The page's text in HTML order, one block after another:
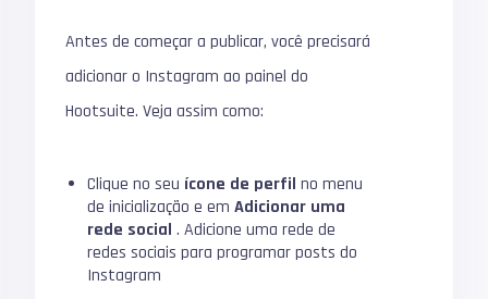
Antes de começar a publicar, você precisará
adicionar o Instagram ao painel do
Hootsuite. Veja assim como:
Clique no seu ícone de perfil no menu
de inicialização e emAdicionar uma
rede social . Adicione uma rede de
redes sociais para programar posts do
Instagram